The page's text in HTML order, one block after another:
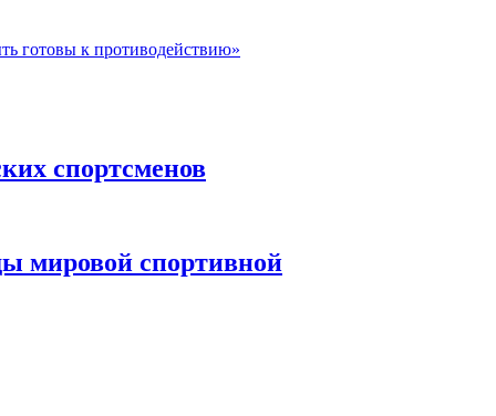
готовы к противодействию»
спортсменов
мировой спортивной